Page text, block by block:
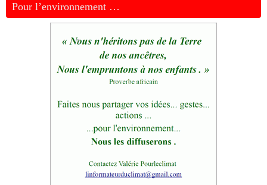
Pour l’environnement …